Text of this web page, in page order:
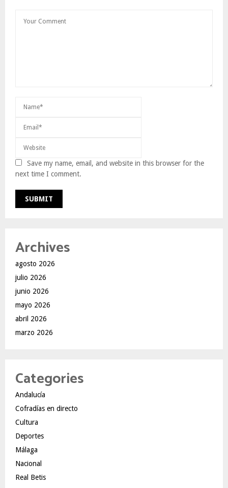
Save my name, email, and website in this browser for the
next time I comment.
Archives
agosto 2026
julio 2026
junio 2026
mayo 2026
abril 2026
marzo 2026
Categories
Andalucía
Cofradías en directo
Cultura
Deportes
Málaga
Nacional
Real Betis